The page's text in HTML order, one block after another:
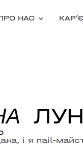
НАС
і я nail-